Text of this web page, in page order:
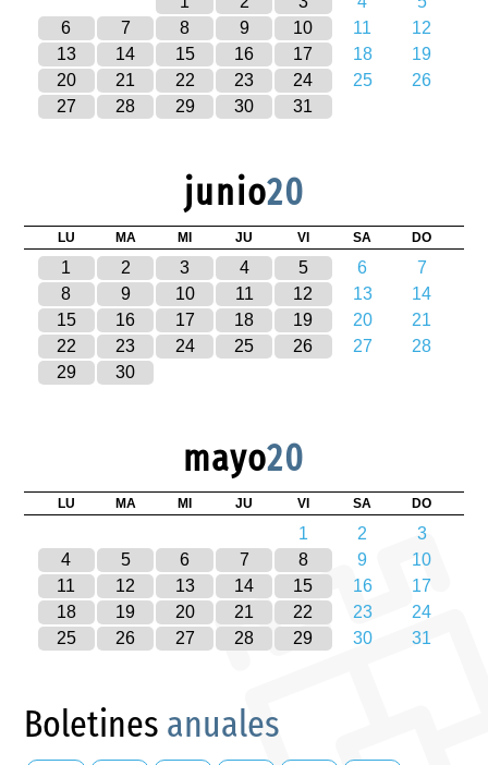
6
7 8 9 10 11
12
13
14 15 16 17 18
19
20
21 22 23 24 25
26
27
28 29 30 31
junio20
LU MA MI JU VI SA DO
1 2 3 4 5 6
7
8
9 10 11 12 13
14
15
16 17 18 19 20
21
22
23 24 25 26 27
28
29
30
mayo20
LU MA MI JU VI SA DO
1 2
3
4
5 6 7 8 9
10
11
12 13 14 15 16
17
18
19 20 21 22 23
24
25
26 27 28 29 30 31
Boletines anuales